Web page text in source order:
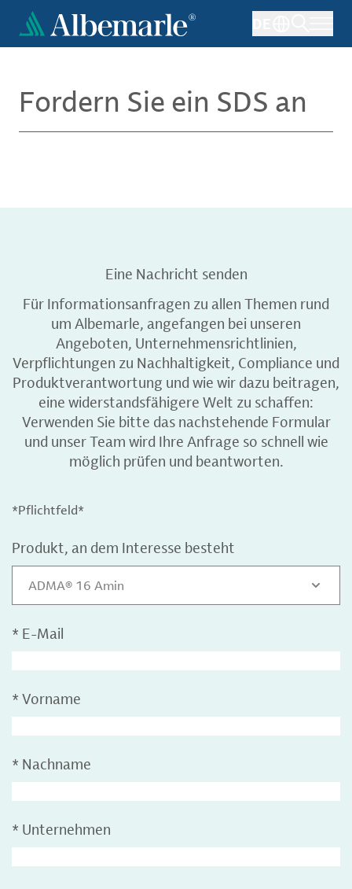
Direkt
zum
Inhalt
Fordern Sie ein SDS an
Eine Nachricht senden
Für Informationsanfragen zu allen Themen rund
um Albemarle, angefangen bei unseren
Angeboten, Unternehmensrichtlinien,
Verpflichtungen zu Nachhaltigkeit, Compliance und
Produktverantwortung und wie wir dazu beitragen,
eine widerstandsfähigere Welt zu schaffen:
Verwenden Sie bitte das nachstehende Formular
und unser Team wird Ihre Anfrage so schnell wie
möglich prüfen und beantworten.
*Pflichtfeld*
Produkt, an dem Interesse besteht
ADMA® 16 Amin
* E-Mail
* Vorname
* Nachname
* Unternehmen